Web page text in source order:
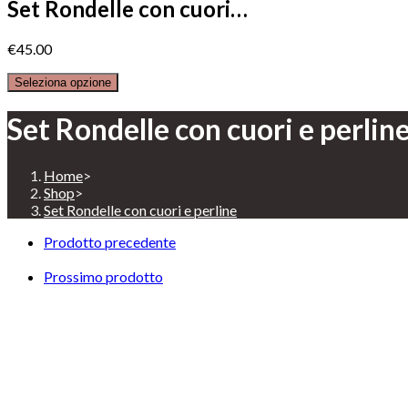
Set Rondelle con cuori…
€45.00
Seleziona opzione
Set Rondelle con cuori e
Home>
Shop>
Set Rondelle con cuori e perline
Prodotto precedente
Prossimo prodotto